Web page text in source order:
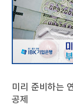
미리 준비하는
공제